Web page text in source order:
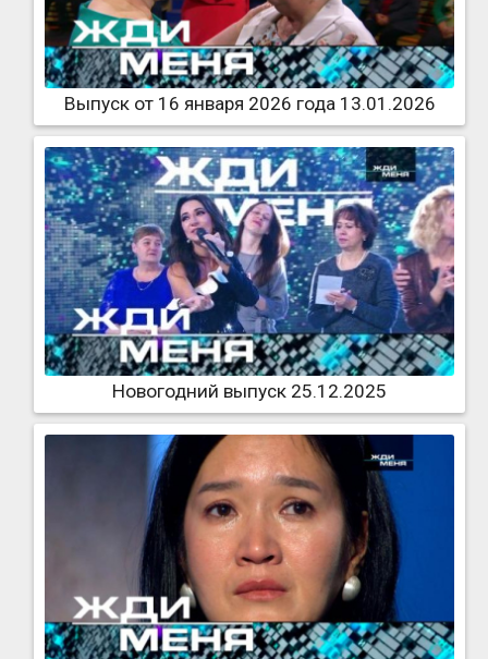
Выпуск от 16 января 2026 года 13.01.2026
Новогодний выпуск 25.12.2025